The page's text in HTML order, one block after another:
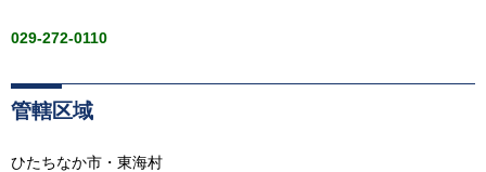
029-272-0110
管轄区域
ひたちなか市・東海村